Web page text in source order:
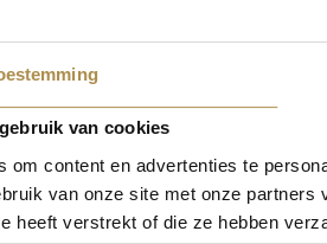
van cookies
om content en advertenties te
van onze site met onze
heeft verstrekt of die ze hebben